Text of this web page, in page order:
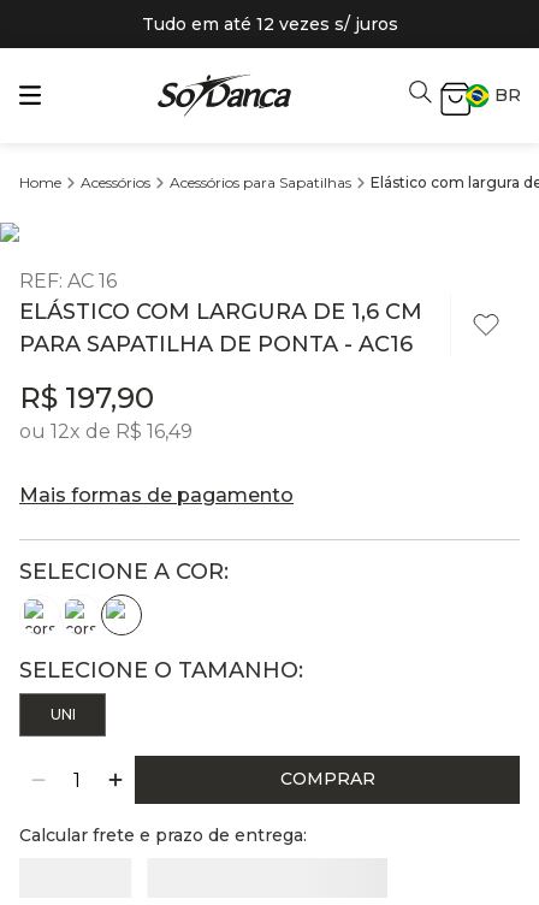
Tudo em até 12 vezes s/ juros
BR
Acessórios Acessórios para Sapatilhas Elástico com largura
REF: AC 16
ELÁSTICO COM LARGURA DE 1,6 CM
PARA SAPATILHA DE PONTA - AC16
R$ 197,90
ou 12x de R$ 16,49
Mais formas de pagamento
UNI
COMPRAR
Calcular frete e prazo de entrega: